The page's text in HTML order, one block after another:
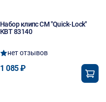
Набор клипс СМ "Quick-Lock"
КВТ 83140
нет отзывов
1 085 ₽